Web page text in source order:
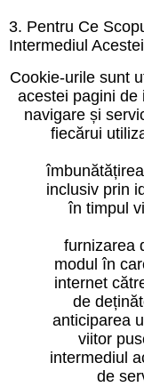
3. Pentru Ce
Intermediul
Cookie-urile sunt
acestei pagini de
navigare și
fiecărui
inclusiv prin
în timpul
furnizarea
modul în
internet
de
anticiparea
viitor
intermediul
de